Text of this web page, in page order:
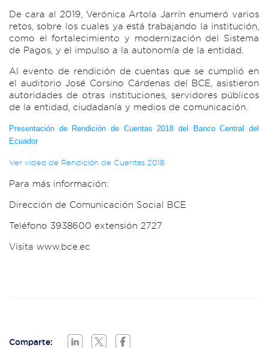
De cara al 2019, Verónica Artola Jarrín enumeró varios
retos, sobre los cuales ya está trabajando la institución,
como el fortalecimiento y modernización del Sistema
de Pagos, y el impulso a la autonomía de la entidad.
Al evento de rendición de cuentas que se cumplió en
el auditorio José Corsino Cárdenas del BCE, asistieron
autoridades de otras instituciones, servidores públicos
de la entidad, ciudadanía y medios de comunicación.
Presentación de Rendición de Cuentas 2018 del Banco Central del
Ecuador
Ver video de Rendición de Cuentas 2018
Para más información:
Dirección de Comunicación Social BCE
Teléfono 3938600 extensión 2727
Visita www.bce.ec
Comparte: